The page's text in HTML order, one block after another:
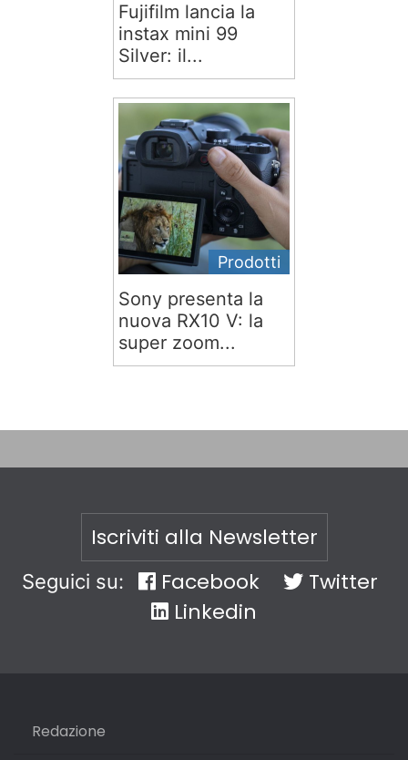
Fujifilm lancia la
instax mini 99
Silver: il...
Prodotti
Sony presenta la
nuova RX10 V: la
super zoom...
Iscriviti alla Newsletter
Seguici su: Facebook
Twitter
Linkedin
Redazione